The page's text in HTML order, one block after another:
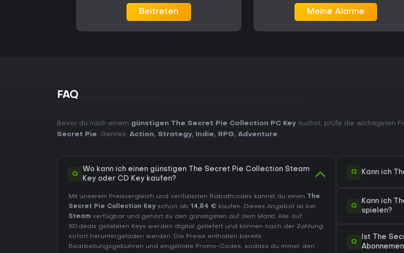
Beitreten Meine Alarme
FAQ
Bevor du nach einem günstigen The Secret Pie Collection PC Key suchst, prüfe die wichtigsten
Secret Pie. Genres: Action, Strategy, Indie, RPG, Adventure.
Q
Wo kann ich einen günstigen The Secret Pie Collection Steam
Key oder CD Key kaufen?
Mit unserem Preisvergleich und verifizierten Rabattcodes kannst du einen The
Secret Pie Collection Key schon ab 14,84 € kaufen. Dieses Angebot ist bei
Steam verfügbar und gehört zu den günstigsten auf dem Markt. Alle auf
XD.deals gelisteten Keys werden digital geliefert und können nach der Zahlung
sofort heruntergeladen werden. Die Preise enthalten bereits
Bearbeitungsgebühren und eingelöste Promo-Codes, sodass du immer den
Q Kann ich
Q
Kann ich
spielen?
Q
Ist The